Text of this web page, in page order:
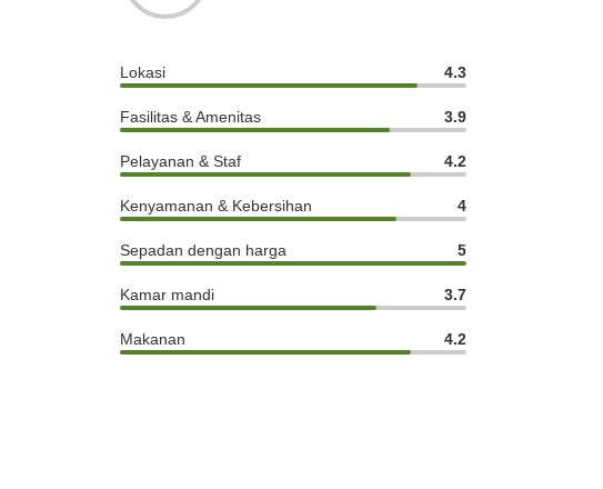
Lokasi 4.3
Fasilitas & Amenitas 3.9
Pelayanan & Staf 4.2
Kenyamanan & Kebersihan 4
Sepadan dengan harga 5
Kamar mandi 3.7
Makanan 4.2